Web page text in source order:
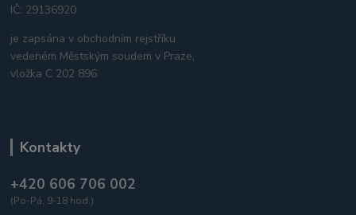
IČ: 29136920
je zapsána v obchodním rejstříku
vedeném Městským soudem v Praze,
vložka C 202 896
Kontakty
+420 606 706 002
(Po-Pá, 9-18 hod.)